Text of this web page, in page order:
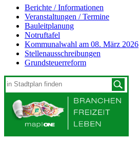
Berichte / Informationen
Veranstaltungen / Termine
Bauleitplanung
Notruftafel
Kommunalwahl am 08. März 2026
Stellenausschreibungen
Grundsteuerreform